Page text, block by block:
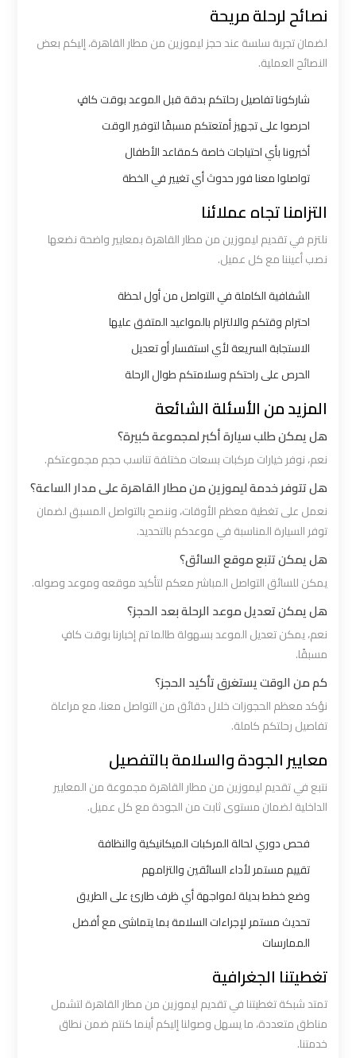
نصائح لرحلة مريحة
لضمان تجربة سلسة عند حجز ليموزين من مطار القاهرة، إليكم بعض
النصائح العملية.
شاركونا تفاصيل رحلتكم بدقة قبل الموعد بوقت كافٍ
احرصوا على تجهيز أمتعتكم مسبقًا لتوفير الوقت
أخبرونا بأي احتياجات خاصة كمقاعد الأطفال
تواصلوا معنا فور حدوث أي تغيير في الخطة
التزامنا تجاه عملائنا
نلتزم في تقديم ليموزين من مطار القاهرة بمعايير واضحة نضعها
نصب أعيننا مع كل عميل.
الشفافية الكاملة في التواصل من أول لحظة
احترام وقتكم والالتزام بالمواعيد المتفق عليها
الاستجابة السريعة لأي استفسار أو تعديل
الحرص على راحتكم وسلامتكم طوال الرحلة
المزيد من الأسئلة الشائعة
هل يمكن طلب سيارة أكبر لمجموعة كبيرة؟
نعم، نوفر خيارات مركبات بسعات مختلفة تناسب حجم مجموعتكم.
هل تتوفر خدمة ليموزين من مطار القاهرة على مدار الساعة؟
نعمل على تغطية معظم الأوقات، وننصح بالتواصل المسبق لضمان
توفر السيارة المناسبة في موعدكم بالتحديد.
هل يمكن تتبع موقع السائق؟
يمكن للسائق التواصل المباشر معكم لتأكيد موقعه وموعد وصوله.
هل يمكن تعديل موعد الرحلة بعد الحجز؟
نعم، يمكن تعديل الموعد بسهولة طالما تم إخبارنا بوقت كافٍ
مسبقًا.
كم من الوقت يستغرق تأكيد الحجز؟
نؤكد معظم الحجوزات خلال دقائق من التواصل معنا، مع مراعاة
تفاصيل رحلتكم كاملة.
معايير الجودة والسلامة بالتفصيل
نتبع في تقديم ليموزين من مطار القاهرة مجموعة من المعايير
الداخلية لضمان مستوى ثابت من الجودة مع كل عميل.
فحص دوري لحالة المركبات الميكانيكية والنظافة
تقييم مستمر لأداء السائقين والتزامهم
وضع خطط بديلة لمواجهة أي ظرف طارئ على الطريق
تحديث مستمر لإجراءات السلامة بما يتماشى مع أفضل
الممارسات
تغطيتنا الجغرافية
تمتد شبكة تغطيتنا في تقديم ليموزين من مطار القاهرة لتشمل
مناطق متعددة، ما يسهل وصولنا إليكم أينما كنتم ضمن نطاق
خدمتنا.
ليموزين
الاسكندرية
القاهرة
الاسكندريه
ليموزين
الاسكندريه
السويس
الاسكندريه
ليموزين
الاسكندريه
ليموزين
الأحمر
القاهرة
ليموزين
السخنة
القاهرة
اسكندرية
توصيل
المطار
ليموزين